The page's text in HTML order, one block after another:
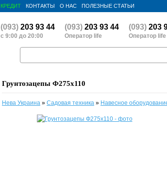
КРЕДИТ КОНТАКТЫ О НАС ПОЛЕЗНЫЕ СТАТЬИ
(093) 203 93 44 (093) 203 93 44 (093) 203
с 9:00 до 20:00 Оператор life Оператор life
Грунтозацепы Ф275х110
Нева Украина » Садовая техника » Навесное